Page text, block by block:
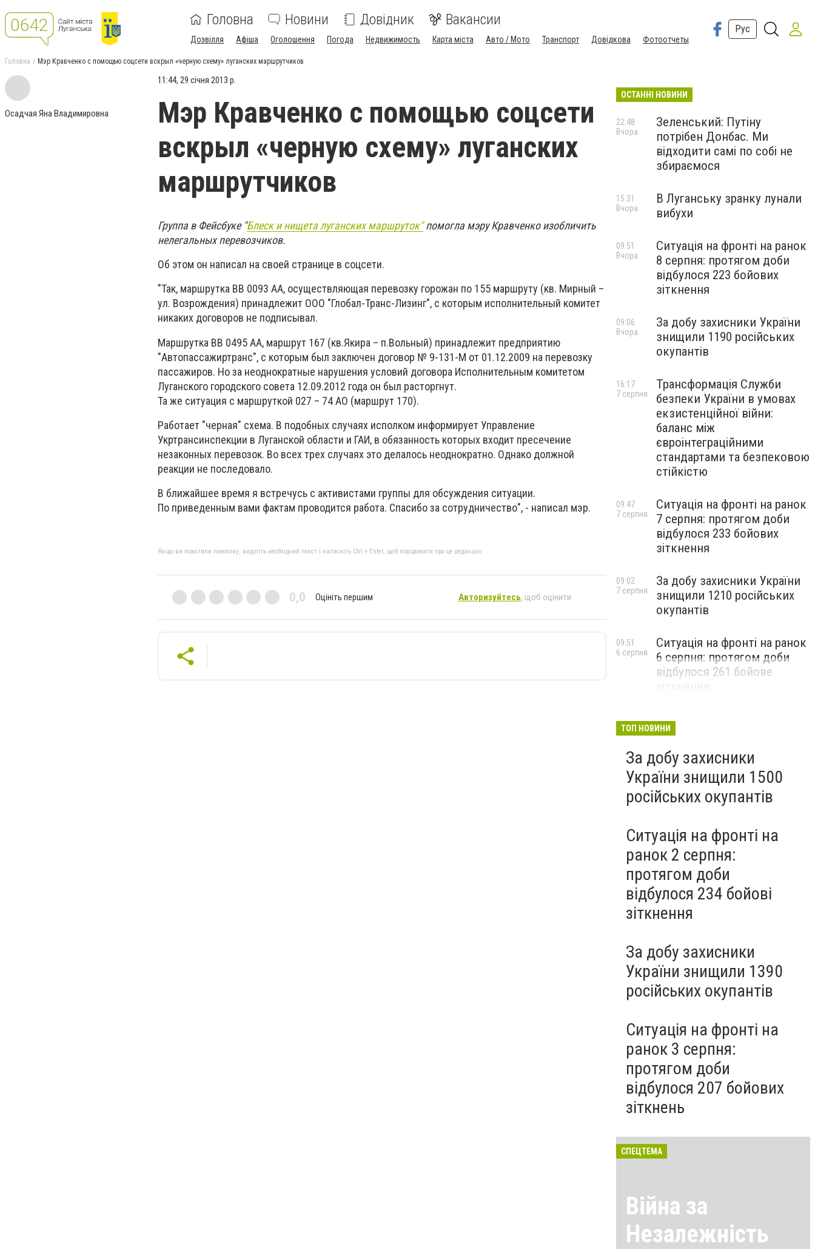
Головна Новини Довідник Вакансии
Дозвілля Афіша Оголошення Погода Недвижимость Карта міста Авто / Мото Транспорт Довідкова Фотоотчеты
Рус
Головна Мэр Кравченко с помощью соцсети вскрыл «черную схему» луганских маршрутчиков
Осадчая Яна Владимировна
11:44, 29 січня 2013 р.
Мэр Кравченко с помощью соцсети
вскрыл «черную схему» луганских
маршрутчиков
Группа в Фейсбуке "Блеск и нищета луганских маршруток"помогла мэру Кравченко изобличить
нелегальных перевозчиков.
Об этом он написал на своей странице в соцсети.
"Так, маршрутка ВВ 0093 АА, осуществляющая перевозку горожан по 155 маршруту (кв. Мирный –
ул. Возрождения) принадлежит ООО "Глобал-Транс-Лизинг", с которым исполнительный комитет
никаких договоров не подписывал.
Маршрутка ВВ 0495 АА, маршрут 167 (кв.Якира – п.Вольный) принадлежит предприятию
"Автопассажиртранс", с которым был заключен договор № 9-131-М от 01.12.2009 на перевозку
пассажиров. Но за неоднократные нарушения условий договора Исполнительным комитетом
Луганского городского совета 12.09.2012 года он был расторгнут.
Та же ситуация с маршруткой 027 – 74 АО (маршрут 170).
Работает "черная" схема. В подобных случаях исполком информирует Управление
Укртрансинспекции в Луганской области и ГАИ, в обязанность которых входит пресечение
незаконных перевозок. Во всех трех случаях это делалось неоднократно. Однако должной
реакции не последовало.
В ближайшее время я встречусь с активистами группы для обсуждения ситуации.
По приведенным вами фактам проводится работа. Спасибо за сотрудничество", - написал мэр.
Якщо ви помітили помилку, виділіть необхідний текст і натисніть Ctrl + Enter, щоб повідомити про це редакцію
0,0 Оцініть першим Авторизуйтесь, щоб оцінити
ОСТАННІ НОВИНИ
Зеленський: Путіну
потрібен Донбас. Ми
відходити самі по собі не
збираємося
22:48
Вчора
В Луганську зранку лунали
вибухи
15:31
Вчора
Ситуація на фронті на ранок
8 серпня: протягом доби
відбулося 223 бойових
зіткнення
09:51
Вчора
За добу захисники України
знищили 1190 російських
окупантів
09:06
Вчора
Трансформація Служби
безпеки України в умовах
екзистенційної війни:
баланс між
євроінтеграційними
стандартами та безпековою
стійкістю
16:17
7 серпня
Ситуація на фронті на ранок
7 серпня: протягом доби
відбулося 233 бойових
зіткнення
09:47
7 серпня
За добу захисники України
знищили 1210 російських
окупантів
09:02
7 серпня
Ситуація на фронті на ранок
6 серпня: протягом доби
відбулося 261 бойове
09:51
6 серпня
ТОП НОВИНИ
За добу захисники
України знищили 1500
російських окупантів
Ситуація на фронті на
ранок 2 серпня:
протягом доби
відбулося 234 бойові
зіткнення
За добу захисники
України знищили 1390
російських окупантів
Ситуація на фронті на
ранок 3 серпня:
протягом доби
відбулося 207 бойових
зіткнень
СПЕЦТЕМА
Війна за
Незалежність